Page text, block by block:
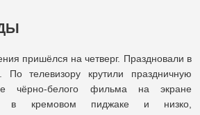
пришёлся на четверг. Праздновали в
По телевизору крутили праздничную
чёрно-белого фильма на экране
в кремовом пиджаке и низко,